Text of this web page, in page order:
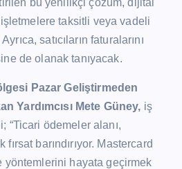
bu yenilikçi çözüm, dijital
işletmelere taksitli veya vadeli
satıcıların faturalarını
de olanak tanıyacak.
Pazar Geliştirmeden
Yardımcısı Mete Güney, iş
“Ticari ödemeler alanı,
barındırıyor. Mastercard
yöntemlerini hayata geçirmek